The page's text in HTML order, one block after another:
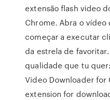
extensão flash video
Chrome. Abra o
começar a executar
da estrela de
qualidade que tu
Video Downloader for
extension for